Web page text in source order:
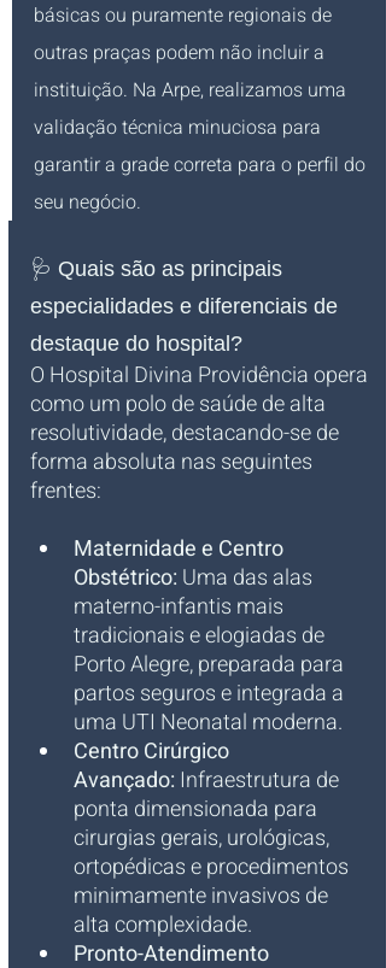
básicas ou puramente regionais de
outras praças podem não incluir a
instituição. Na Arpe, realizamos uma
validação técnica minuciosa para
garantir a grade correta para o perfil do
seu negócio.
🩺 Quais são as principais
especialidades e diferenciais de
destaque do hospital?
O Hospital Divina Providência opera
como um polo de saúde de alta
resolutividade, destacando-se de
forma absoluta nas seguintes
frentes:
Maternidade e Centro
Obstétrico: Uma das alas
materno-infantis mais
tradicionais e elogiadas de
Porto Alegre, preparada para
partos seguros e integrada a
uma UTI Neonatal moderna.
Centro Cirúrgico
Avançado: Infraestrutura de
ponta dimensionada para
cirurgias gerais, urológicas,
ortopédicas e procedimentos
minimamente invasivos de
alta complexidade.
Pronto-Atendimento